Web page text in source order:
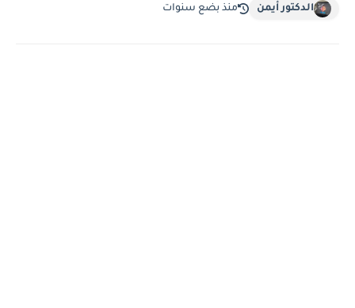
الدكتور أيمن منذ بضع سنوات